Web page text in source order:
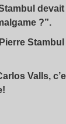
?”.
Valls,